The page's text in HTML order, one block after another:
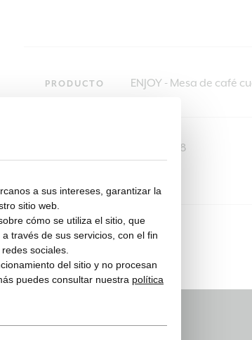
PRODUCTO
COVER548
a sus intereses, garantizar la
sitio web.
cómo se utiliza el sitio, que
través de sus servicios, con el fin
sociales.
del sitio y no procesan
puedes consultar nuestra política